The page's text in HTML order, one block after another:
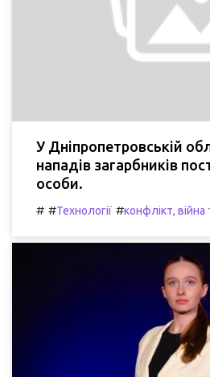
У Дніпропетровській
нападів загарбників
особи.
# #Технології #конфлікт, війна